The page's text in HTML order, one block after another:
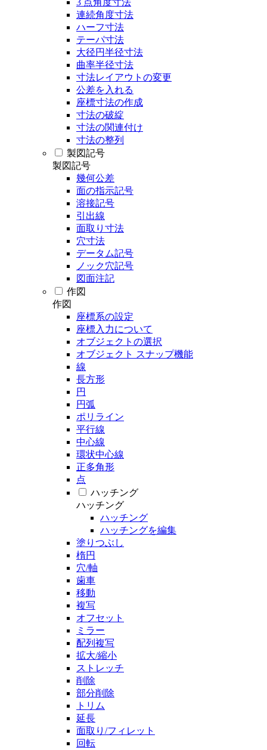
3 点角度寸法
連続角度寸法
ハーフ寸法
テーパ寸法
大径円半径寸法
曲率半径寸法
寸法レイアウトの変更
公差を入れる
座標寸法の作成
寸法の破綻
寸法の関連付け
寸法の整列
製図記号
製図記号
幾何公差
面の指示記号
溶接記号
引出線
面取り寸法
穴寸法
データム記号
ノック穴記号
図面注記
作図
作図
座標系の設定
座標入力について
オブジェクトの選択
オブジェクト スナップ機能
線
長方形
円
円弧
ポリライン
平行線
中心線
環状中心線
正多角形
点
ハッチング
ハッチング
ハッチング
ハッチングを編集
塗りつぶし
楕円
穴/軸
歯車
移動
複写
オフセット
ミラー
配列複写
拡大/縮小
ストレッチ
削除
部分削除
トリム
延長
面取り/フィレット
回転